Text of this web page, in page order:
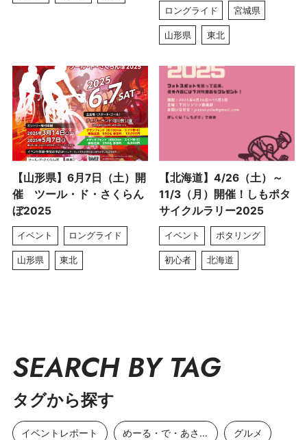
ロングライド 宮城県
山形県 東北
【山形県】6月7日（土）開
催 ツール・ド・さくらん
ぼ2025
イベント ロングライド
山形県 東北
【北海道】4/26（土）～
11/3（月）開催！しもポタ
サイクルラリー2025
イベント ポタリング
初心者 北海道
SEARCH BY TAG
タグから探す
イベントレポート めーる・で・あさひ グルメ